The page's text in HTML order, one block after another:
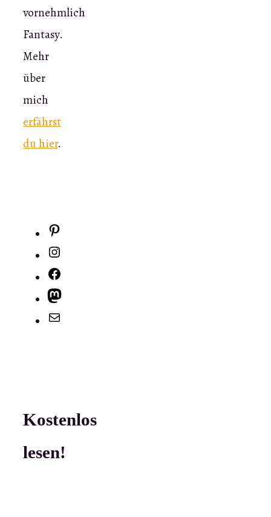
vornehmlich
Fantasy.
Mehr
über
mich
erfährst
du hier.
Mastodon
Kostenlos
lesen!